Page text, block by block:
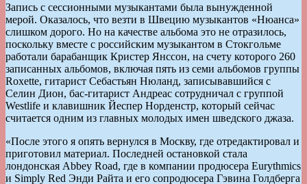
Запись с сессионными музыкантами была вынужденной
мерой. Оказалось, что везти в Швецию музыкантов «Нюанса»
слишком дорого. Но на качестве альбома это не отразилось,
поскольку вместе с российским музыкантом в Стокгольме
работали барабанщик Кристер Янссон, на счету которого 260
записанных альбомов, включая пять из семи альбомов группы
Roxette, гитарист Себастьян Нюланд, записывавшийся с
Селин Дион, бас-гитарист Андреас сотрудничал с группой
Westlife и клавишник Йеспер Норденстр, который сейчас
считается одним из главных молодых имен шведского джаза.
«После этого я опять вернулся в Москву, где отредактировал и
приготовил материал. Последней остановкой стала
лондонская Abbey Road, где в компании продюсера Eurythmics
и Simply Red Энди Райта и его сопродюсера Гэвина Голдберга